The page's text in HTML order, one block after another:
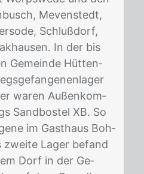
Me­ven­stedt,
Schluß­dorf,
In der bis
Ge­mein­de Hüt­ten­
wa­ren Au­ßen­kom­
Sand­bos­tel XB. So
im Gast­haus Boh­
La­ger be­fand
Dorf in der Ge­